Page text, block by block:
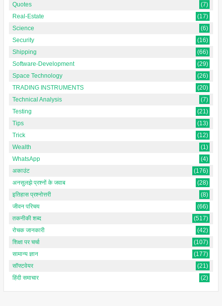
Quotes
(7)
Real-Estate
(17)
Science
(6)
Security
(16)
Shipping
(66)
Software-Development
(29)
Space Technology
(26)
TRADING INSTRUMENTS
(20)
Technical Analysis
(7)
Testing
(21)
Tips
(13)
Trick
(12)
Wealth
(1)
WhatsApp
(4)
अकाउंट
(176)
अनसुलझे प्रश्नों के जवाब
(28)
इतिहास प्रश्नोत्तरी
(8)
जीवन परिचय
(66)
तकनीकी शब्द
(517)
रोचक जानकारी
(42)
शिक्षा पर चर्चा
(107)
सामान्य ज्ञान
(177)
सॉफ्टवेयर
(21)
हिंदी समाचार
(2)